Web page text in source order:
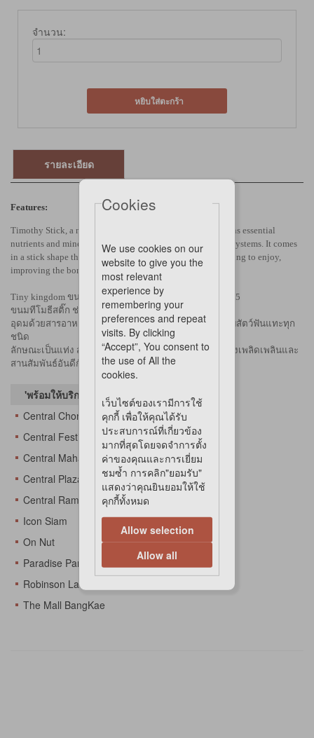
จำนวน:
หยิบใส่ตะกร้า
รายละเอียด
Features:
Timothy Stick, a natural snack for all rodents which contains essential
nutrients and minerals, also helps enhancing the digestive systems. It comes
in a stick shape that makes it easy to give your pets something to enjoy,
improving the bond between you and your cherished one.
Tiny kingdom ขนมลับฟัน สูตร TIMOTHY Stix 50 g. TKT05
ขนมทีโมธีสติ๊ก ช่วยระบบการย่อยอาหารและลำไส้
อุดมด้วยสารอาหาร แร่ธาตุ ตามธรรมชาติที่จำเป็นสำหรับสัตว์ฟันแทะทุก
ชนิด
ลักษณะเป็นแท่ง สะดวกต่อการหยิบยื่นให้สัตว์แทะได้อย่างเพลิดเพลินและ
สานสัมพันธ์อันดีกับสัตว์เลี้ยงอีกด้วย
'พร้อมให้บริการทันทีที่
Central Chonburi
Central Festival Eastville
Central Mahachai
Central Plaza Changwattana
Central Rama 3
Icon Siam
On Nut
Paradise Park
Robinson Lat Krabang
The Mall BangKae
Cookies
We use cookies on our
website to give you the
most relevant
experience by
remembering your
preferences and repeat
visits. By clicking
“Accept”, You consent to
the use of All the
cookies.
เว็บไซต์ของเรามีการใช้
คุกกี้ เพื่อให้คุณได้รับ
ประสบการณ์ที่เกี่ยวข้อง
มากที่สุดโดยจดจำการตั้ง
ค่าของคุณและการเยี่ยม
ชมซ้ำ การคลิก"ยอมรับ"
แสดงว่าคุณยินยอมให้ใช้
คุกกี้ทั้งหมด
Allow selection
Allow all